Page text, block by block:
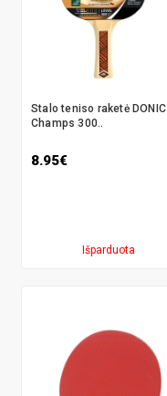
Stalo teniso raketė DONIC
Champs 300..
8.95€
Išparduota